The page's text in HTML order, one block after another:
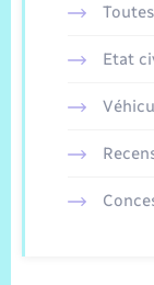
Etat